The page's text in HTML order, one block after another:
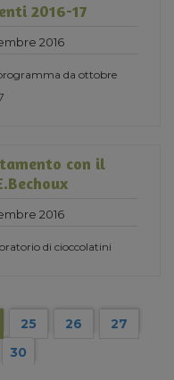
2016-17
2016
da ottobre
con il
2016
di cioccolatini
25 26
27
30